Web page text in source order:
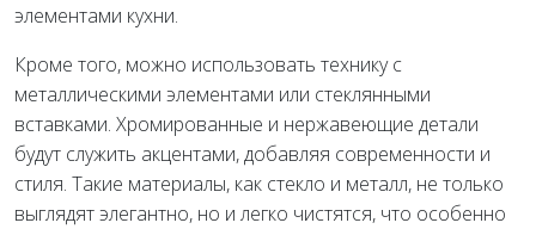
элементами кухни.
Кроме того, можно использовать технику с
металлическими элементами или стеклянными
вставками. Хромированные и нержавеющие детали
будут служить акцентами, добавляя современности и
стиля. Такие материалы, как стекло и металл, не только
выглядят элегантно, но и легко чистятся, что особенно